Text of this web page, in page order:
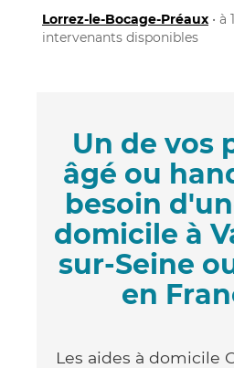
Lorrez-le-Bocage-Préaux • à
intervenants disponibles
Un de vos
âgé ou
besoin
domicile à
sur-Seine
en
Les aides à domicile